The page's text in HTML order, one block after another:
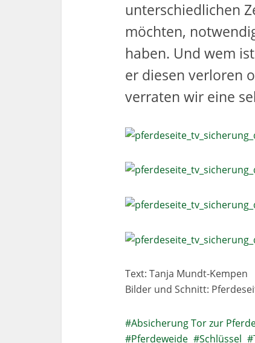
unterschiedlichen
möchten,
haben. Und wem
er diesen verloren
verraten wir eine
Text: Tanja Mundt-Kempen
Bilder und Schnitt:
Absicherung Tor zur
Pferdeweide
Schlüssel